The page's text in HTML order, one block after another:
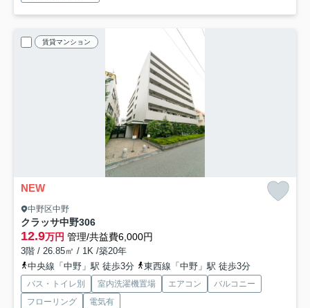
賃貸マンション
NEW
中野区中野
クラッサ中野306
12.9万円 管理/共益費6,000円
3階 / 26.85㎡ / 1K /築20年
中央線「中野」駅 徒歩3分
東西線「中野」駅 徒歩3分
バス・トイレ別 室内洗濯機置場 エアコン
バルコニー
フローリング
電気有